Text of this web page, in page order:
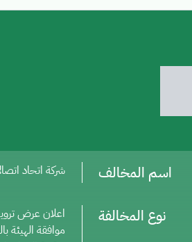
اسم المخالف شركة اتحاد
نوع المخالفة
اعلان عرض
موافقة الهيئة